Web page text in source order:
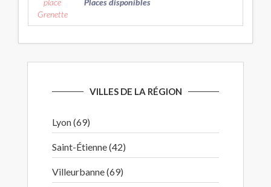
place
Grenette
Places disponibles
VILLES DE LA RÉGION
Lyon (69)
Saint-Étienne (42)
Villeurbanne (69)